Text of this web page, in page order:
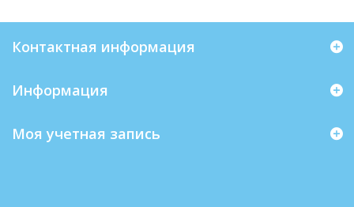
Контактная информация
Информация
Моя учетная запись